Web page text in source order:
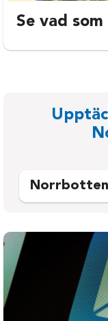
Se vad
Arvidsjaur
Haparanda